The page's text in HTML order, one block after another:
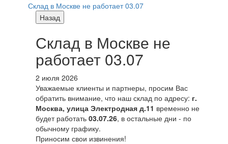
Склад в Москве не работает 03.07
Назад
Склад в Москве не
работает 03.07
2 июля 2026
Уважаемые клиенты и партнеры, просим Вас
обратить внимание, что наш склад по адресу: г.
Москва, улица Электродная д.11 временно не
будет работать 03.07.26, в остальные дни - по
обычному графику.
Приносим свои извинения!